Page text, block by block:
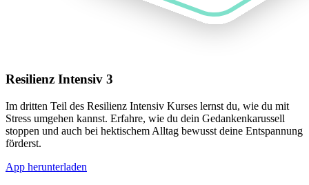
Resilienz Intensiv 3
Im dritten Teil des Resilienz Intensiv Kurses lernst du, wie du mit
Stress umgehen kannst. Erfahre, wie du dein Gedankenkarussell
stoppen und auch bei hektischem Alltag bewusst deine Entspannung
förderst.
App herunterladen